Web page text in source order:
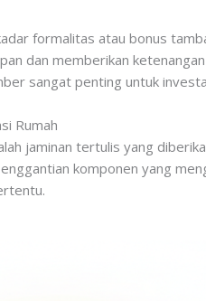
formalitas atau bonus
dan memberikan
sangat penting untuk
Rumah
jaminan tertulis yang
komponen yang